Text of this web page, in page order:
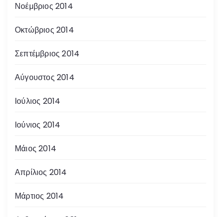
Νοέμβριος 2014
Οκτώβριος 2014
Σεπτέμβριος 2014
Αύγουστος 2014
Ιούλιος 2014
Ιούνιος 2014
Μάιος 2014
Απρίλιος 2014
Μάρτιος 2014